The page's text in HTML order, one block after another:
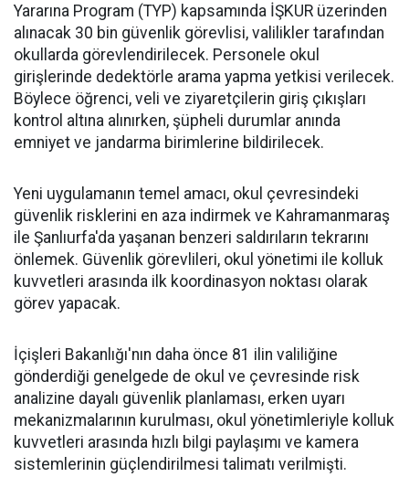
Yararına Program (TYP) kapsamında İŞKUR üzerinden
alınacak 30 bin güvenlik görevlisi, valilikler tarafından
okullarda görevlendirilecek. Personele okul
girişlerinde dedektörle arama yapma yetkisi verilecek.
Böylece öğrenci, veli ve ziyaretçilerin giriş çıkışları
kontrol altına alınırken, şüpheli durumlar anında
emniyet ve jandarma birimlerine bildirilecek.
Yeni uygulamanın temel amacı, okul çevresindeki
güvenlik risklerini en aza indirmek ve Kahramanmaraş
ile Şanlıurfa'da yaşanan benzeri saldırıların tekrarını
önlemek. Güvenlik görevlileri, okul yönetimi ile kolluk
kuvvetleri arasında ilk koordinasyon noktası olarak
görev yapacak.
İçişleri Bakanlığı'nın daha önce 81 ilin valiliğine
gönderdiği genelgede de okul ve çevresinde risk
analizine dayalı güvenlik planlaması, erken uyarı
mekanizmalarının kurulması, okul yönetimleriyle kolluk
kuvvetleri arasında hızlı bilgi paylaşımı ve kamera
sistemlerinin güçlendirilmesi talimatı verilmişti.